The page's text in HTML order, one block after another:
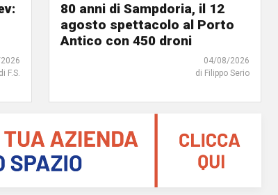
di F.S.
80 anni di Sampdoria, il 12
agosto spettacolo al Porto
Antico con 450 droni
04/08/2026
di Filippo Serio